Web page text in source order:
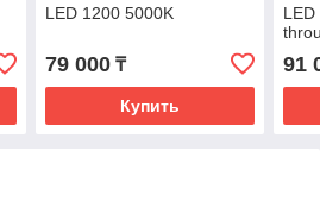
LED 1200 5000K
79 000₸
Купить
91